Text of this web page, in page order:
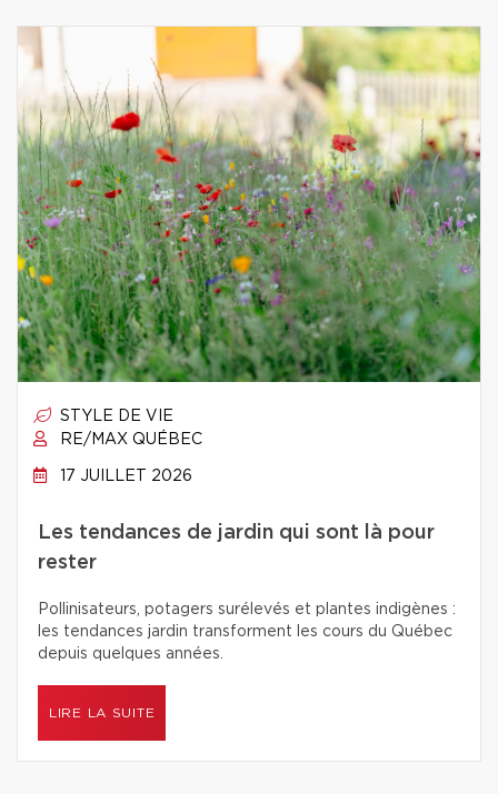
STYLE DE VIE
RE/MAX QUÉBEC
17 JUILLET 2026
Les tendances de jardin qui sont là pour
rester
Pollinisateurs, potagers surélevés et plantes indigènes :
les tendances jardin transforment les cours du Québec
depuis quelques années.
LIRE LA SUITE